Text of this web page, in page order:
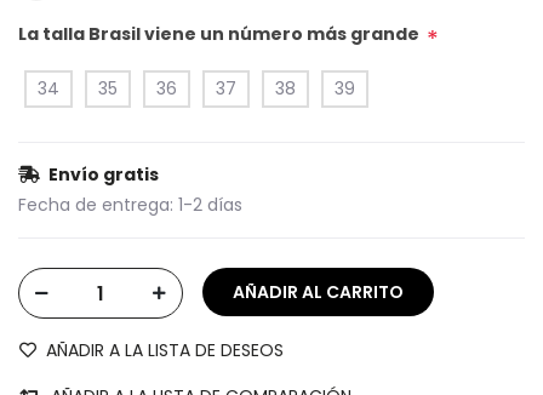
La talla Brasil viene un número más grande *
34 35 36 37 38 39
Envío gratis
Fecha de entrega: 1-2 días
AÑADIR A LA LISTA DE DESEOS